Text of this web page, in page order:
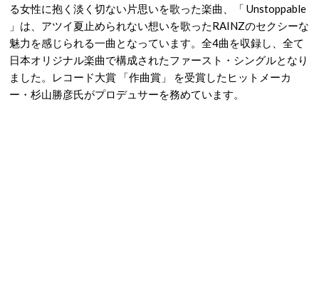
る女性に抱く淡く切ない片思いを歌った楽曲、「 Unstoppable
」は、アツイ夏止められない想いを歌ったRAINZのセクシーな
魅力を感じられる一曲となっています。全4曲を収録し、全て
日本オリジナル楽曲で構成されたファースト・シングルとなり
ました。レコード大賞 「作曲賞」 を受賞したヒットメーカ
ー・杉山勝彦氏がプロデュサーを務めています。